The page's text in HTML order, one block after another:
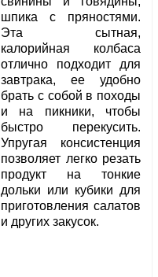
шпика с пряностями.
Эта сытная,
калорийная колбаса
отлично подходит для
завтрака, ее удобно
брать с собой в походы
и на пикники, чтобы
быстро перекусить.
Упругая консистенция
позволяет легко резать
продукт на тонкие
дольки или кубики для
приготовления салатов
и других закусок.